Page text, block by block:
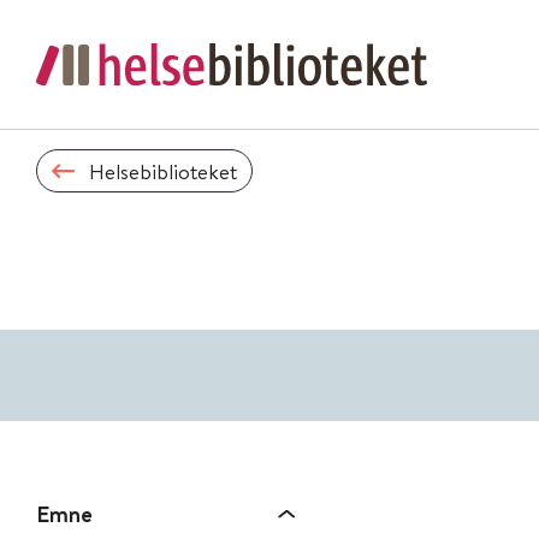
Helsebiblioteket
Emne